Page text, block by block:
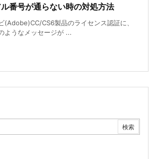
ル番号が通らない時の対処方法
(Adobe)CC/CS6製品のライセンス認証に、
ようなメッセージが ...